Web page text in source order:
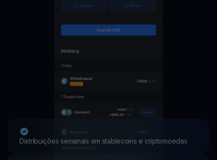
Distribuições semanais em stablecoins e criptomoedas